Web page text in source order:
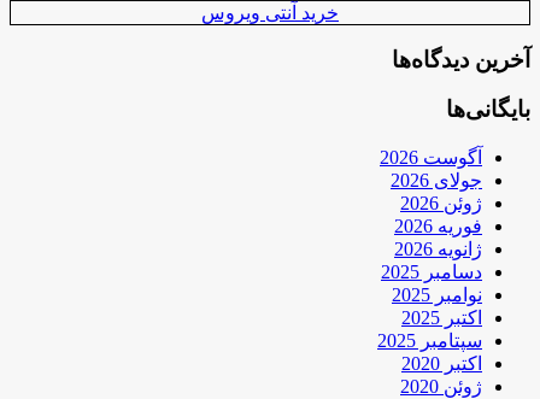
خرید آنتی ویروس
آخرین دیدگاه‌ها
بایگانی‌ها
آگوست 2026
جولای 2026
ژوئن 2026
فوریه 2026
ژانویه 2026
دسامبر 2025
نوامبر 2025
اکتبر 2025
سپتامبر 2025
اکتبر 2020
ژوئن 2020